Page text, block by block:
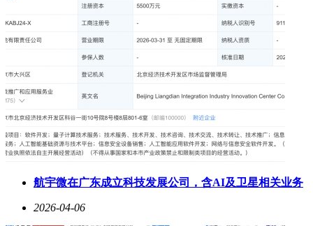
航宇微在广东成立科技发展公司，含AI及卫星相关业务
2026-04-06